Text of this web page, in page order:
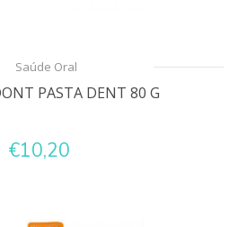
Saúde Oral
PASTA DENT 80 G
€10,20